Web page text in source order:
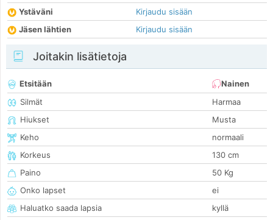
Ystäväni
Kirjaudu sisään
Jäsen lähtien
Kirjaudu sisään
Joitakin lisätietoja
Etsitään
Nainen
Silmät
Harmaa
Hiukset
Musta
Keho
normaali
Korkeus
130 cm
Paino
50 Kg
Onko lapset
ei
Haluatko saada lapsia
kyllä